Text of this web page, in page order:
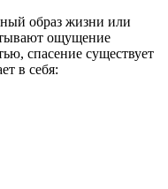
образ жизни или
ощущение
спасение существует
в себя: